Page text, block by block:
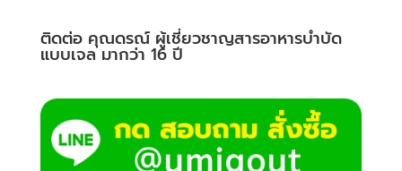
ติดต่อ คุณดรณ์ ผู้เชี่ยวชาญสารอาหารบำบัด
แบบเจล มากว่า 16 ปี